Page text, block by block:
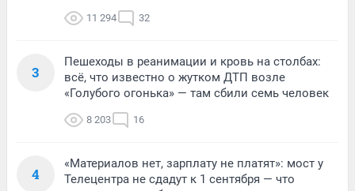
11 294 32
3
Пешеходы в реанимации и кровь на столбах:
всё, что известно о жутком ДТП возле
«Голубого огонька» — там сбили семь человек
8 203 16
4
«Материалов нет, зарплату не платят»: мост у
Телецентра не сдадут к 1 сентября — что